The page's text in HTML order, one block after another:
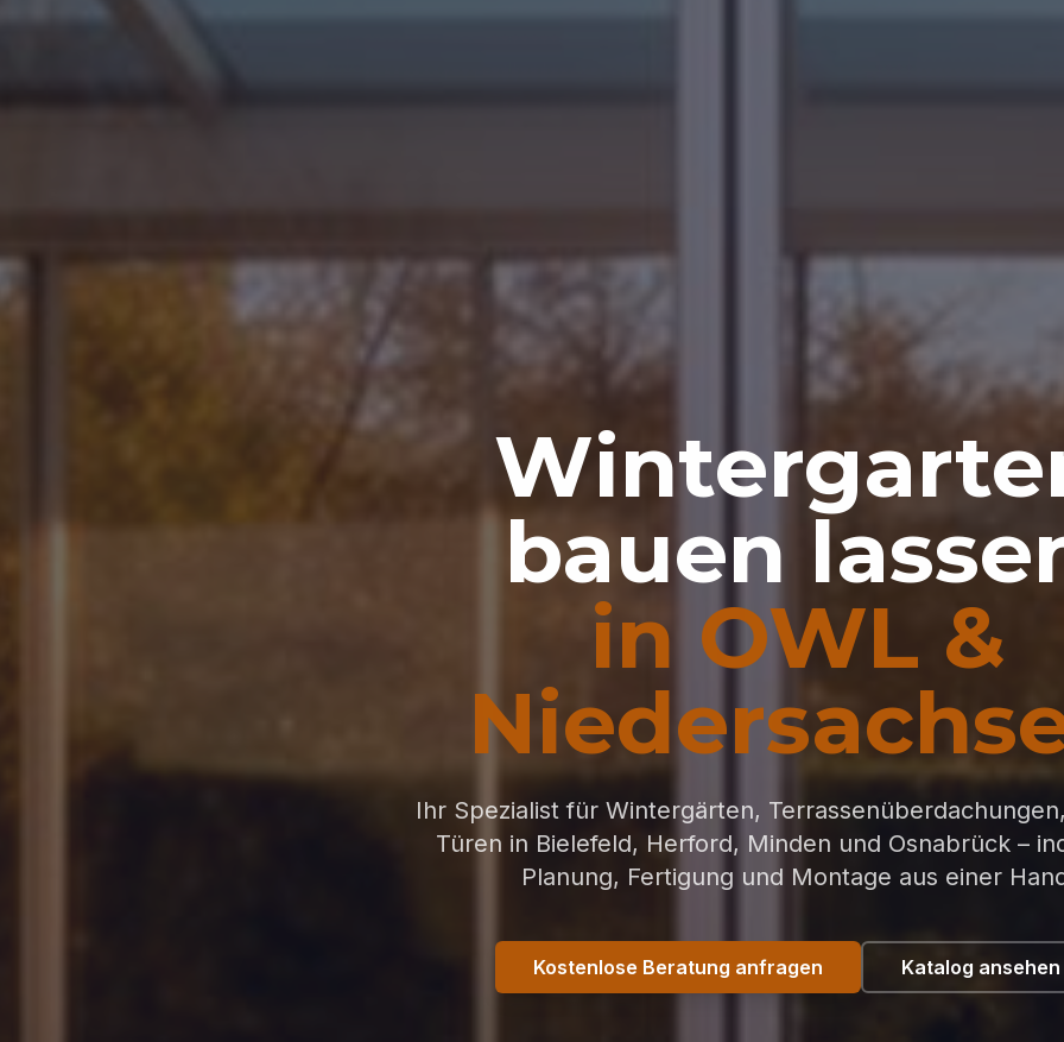
bauen
in OWL &
Ihr Spezialist für Wintergärten,
Türen in Bielefeld, Herford, Minden und Osnabrück –
Planung, Fertigung und Montage aus einer
Kostenlose Beratung anfragen Katalog ansehen